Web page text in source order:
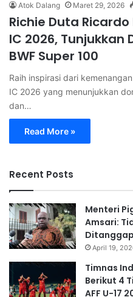
Atok Dalang Maret 29, 2026
Richie Duta
IC 2026, Tunjukkan
BWF Super 100
Raih inspirasi dari
IC 2026 yang menunjukkan
dan…
Read More »
Recent Posts
Menteri
Amsari:
April 19,
Timnas
Berikut 4
AFF U-17